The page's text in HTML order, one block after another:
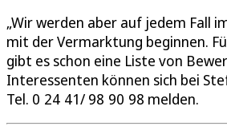
„Wir werden aber auf jedem Fall
mit der Vermarktung beginnen.
gibt es schon eine Liste von
Interessenten können sich bei
Tel. 0 24 41/ 98 90 98 melden.